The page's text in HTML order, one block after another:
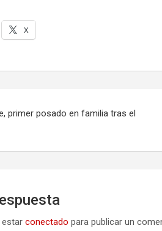
X
primer posado en familia tras el
estar conectado para publicar un